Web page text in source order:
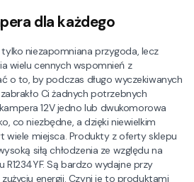
dla każdego
niezapomniana przygoda, lecz
wielu cennych wspomnień z
o to, by podczas długo wyczekiwanych
Ci żadnych potrzebnych
12V jedno lub dwukomorowa
co niezbędne, a dzięki niewielkim
wiele miejsca. Produkty z oferty sklepu
siłą chłodzenia ze względu na
Są bardzo wydajne przy
energii. Czyni je to produktami